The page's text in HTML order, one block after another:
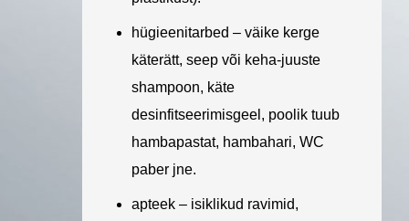
hügieenitarbed – väike kerge
käterätt, seep või keha-juuste
shampoon, käte
desinfitseerimisgeel, poolik tuub
hambapastat, hambahari, WC
paber jne.
apteek – isiklikud ravimid,